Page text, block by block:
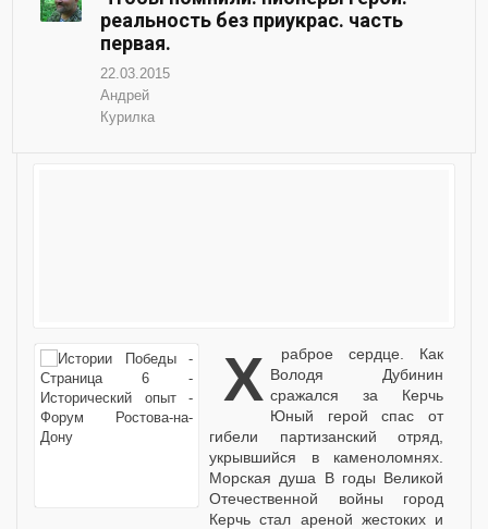
реальность без приукрас. часть
первая.
22.03.2015
Андрей
Курилка
Храброе сердце. Как Володя Дубинин
сражался за Керчь
Юный герой спас от
гибели партизанский отряд,
укрывшийся в каменоломнях.
Морская душа В годы Великой
Отечественной войны город
Керчь стал ареной жестоких и